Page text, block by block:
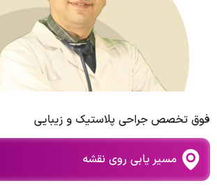
فوق تخصص جراحی پلاستیک و زیبایی
مسیر یابی روی نقشه